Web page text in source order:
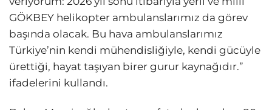
GÖKBEY helikopter ambulanslarımız da görev
başında olacak. Bu hava ambulanslarımız
Türkiye’nin kendi mühendisliğiyle, kendi gücüyle
ürettiği, hayat taşıyan birer gurur kaynağıdır.”
ifadelerini kullandı.